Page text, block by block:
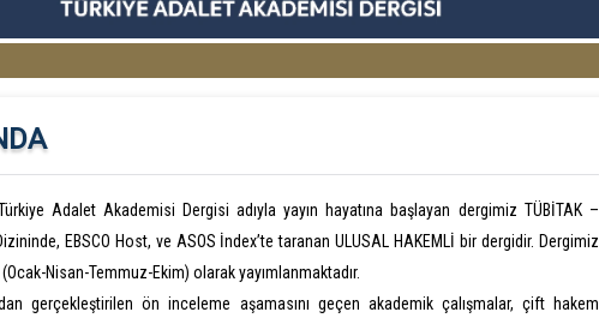
Adalet Akademisi Dergisi adıyla yayın hayatına başlayan dergimiz TÜBİTAK –
EBSCO Host, ve ASOS İndex’te taranan ULUSAL HAKEMLİ bir dergidir. Dergimiz
(Ocak-Nisan-Temmuz-Ekim) olarak yayımlanmaktadır.
gerçekleştirilen ön inceleme aşamasını geçen akademik çalışmalar, çift hakem